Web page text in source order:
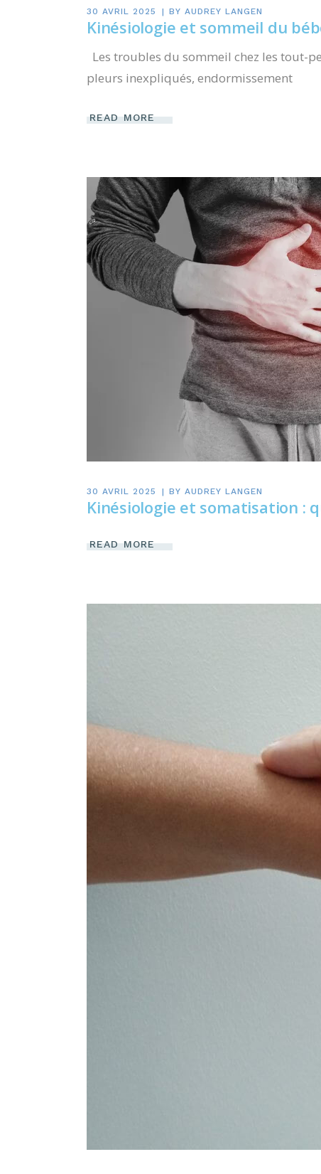
30 AVRIL 2025 BY AUDREY LANGEN
Kinésiologie et sommeil du
Les troubles du sommeil chez les tout-
pleurs inexpliqués, endormissement
READ MORE
30 AVRIL 2025 BY AUDREY LANGEN
Kinésiologie et somatisation :
READ MORE